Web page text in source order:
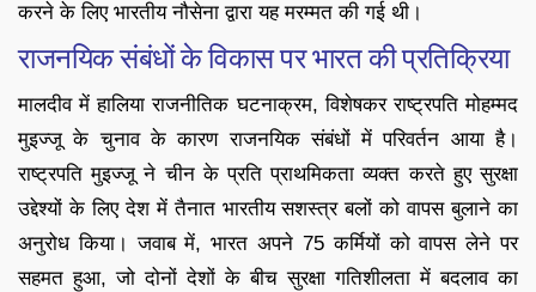
करने के लिए भारतीय नौसेना द्वारा यह मरम्मत की गई थी।
राजनयिक संबंधों के विकास पर भारत की प्रतिक्रिया
मालदीव में हालिया राजनीतिक घटनाक्रम, विशेषकर राष्ट्रपति मोहम्मद
मुइज्जू के चुनाव के कारण राजनयिक संबंधों में परिवर्तन आया है।
राष्ट्रपति मुइज्जू ने चीन के प्रति प्राथमिकता व्यक्त करते हुए सुरक्षा
उद्देश्यों के लिए देश में तैनात भारतीय सशस्त्र बलों को वापस बुलाने का
अनुरोध किया। जवाब में, भारत अपने 75 कर्मियों को वापस लेने पर
सहमत हुआ, जो दोनों देशों के बीच सुरक्षा गतिशीलता में बदलाव का